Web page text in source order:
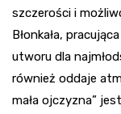
szczerości i
Błonkała,
utworu dla
również oddaje
mała ojczyzna”